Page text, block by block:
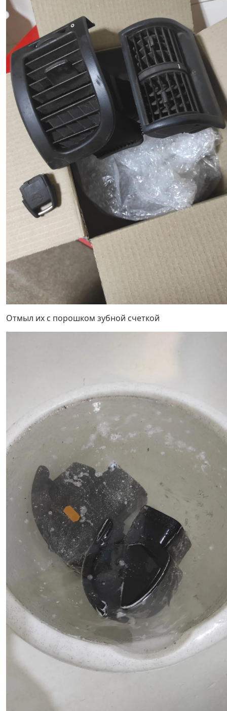
Отмыл их с порошком зубной счеткой